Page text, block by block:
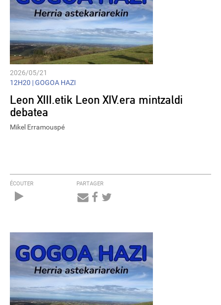
2026/05/21
12H20 |GOGOA HAZI
Leon XIII.etik Leon XIV.era mintzaldi
debatea
Mikel Erramouspé
ÉCOUTER PARTAGER